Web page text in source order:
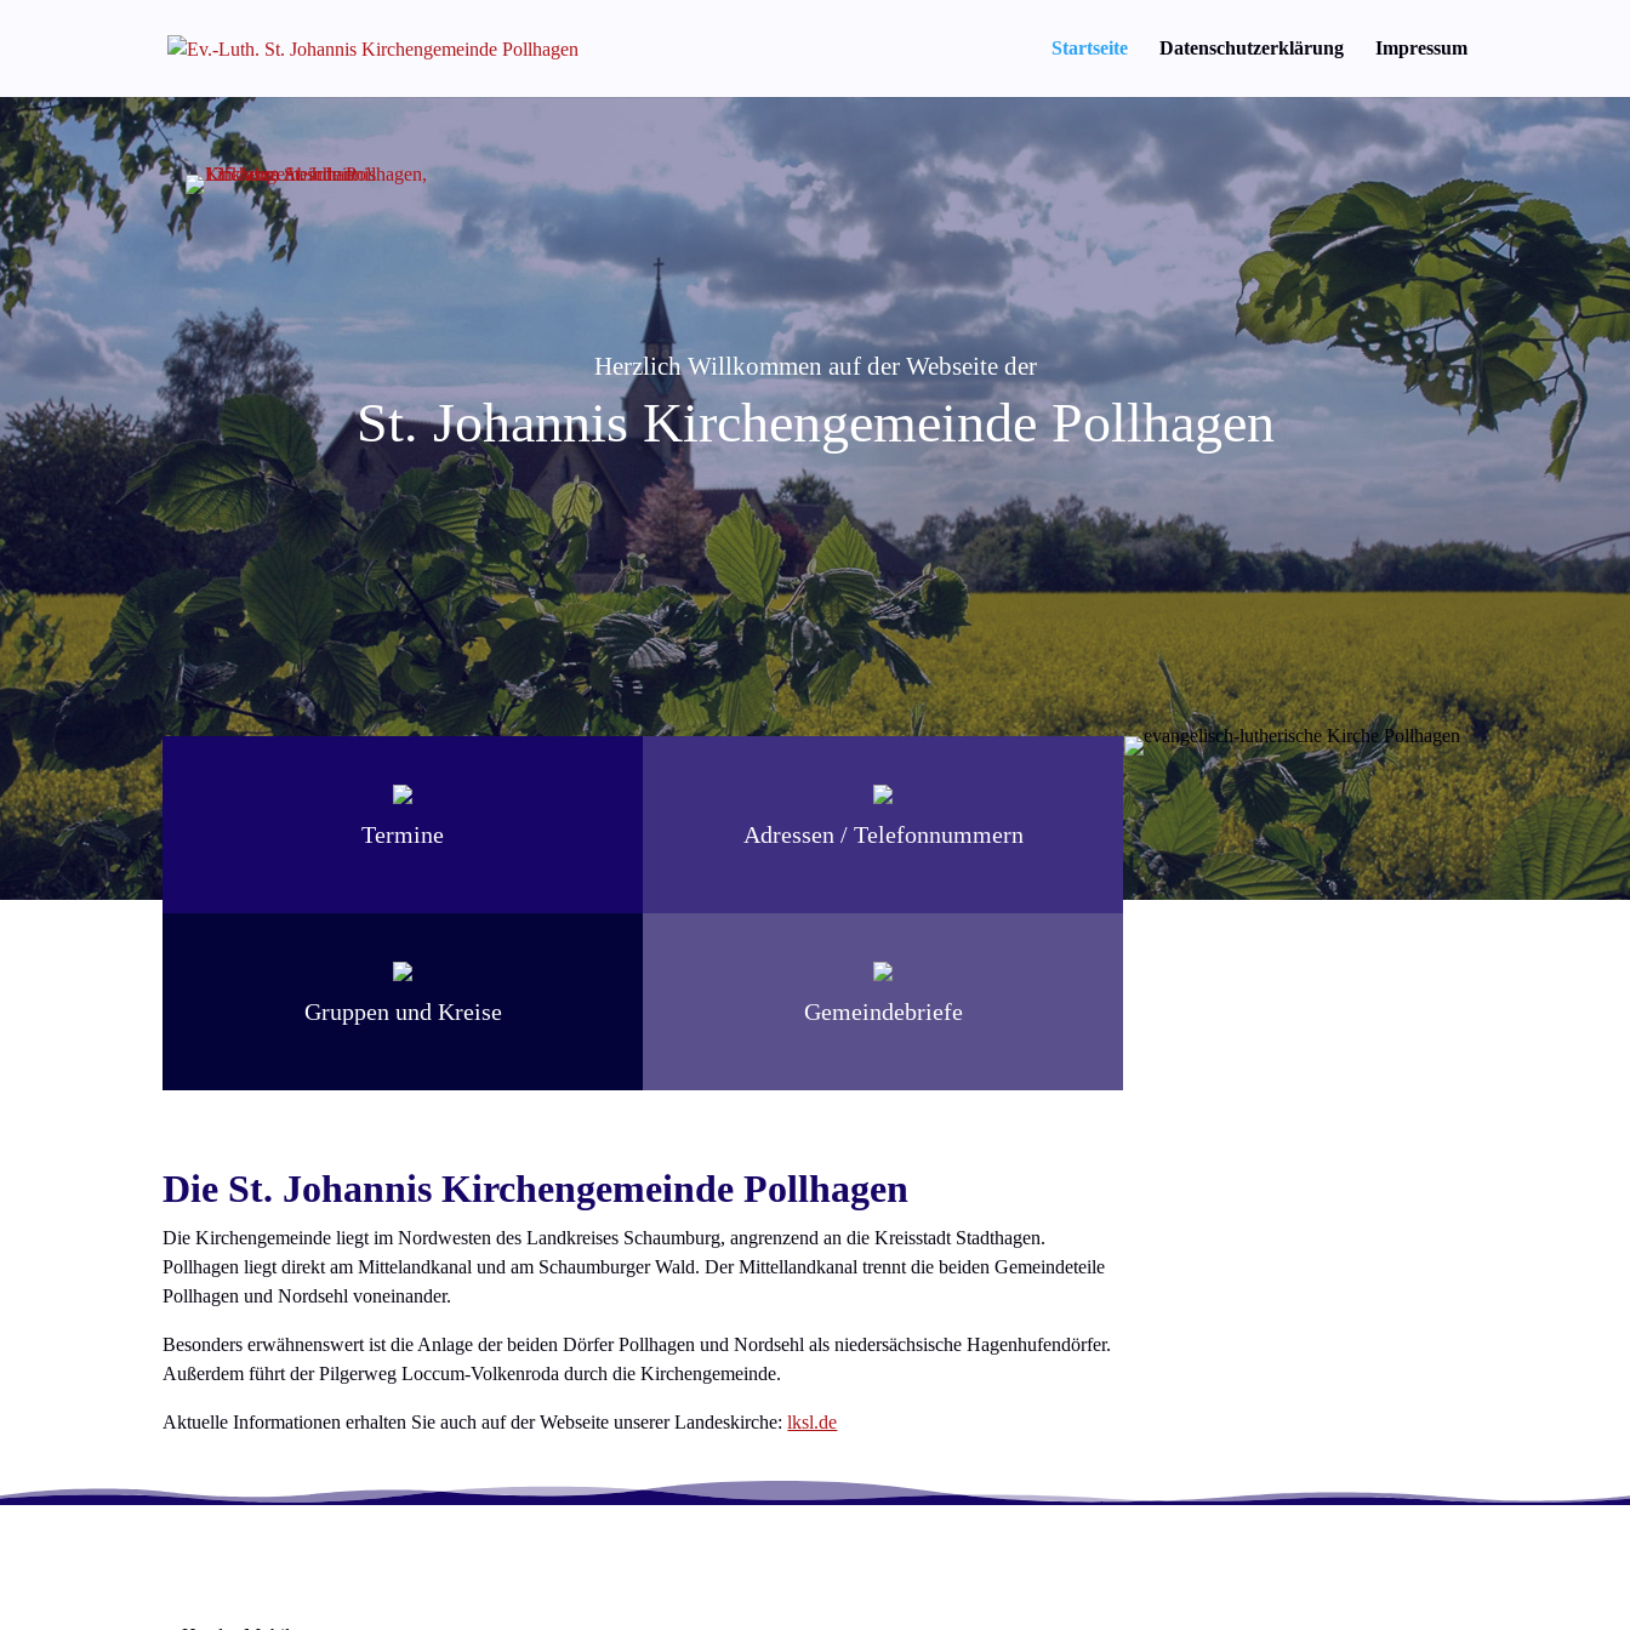
Startseite Datenschutzerklärung Impressum
Herzlich Willkommen auf der Webseite der
St. Johannis Kirchengemeinde Pollhagen
Termine Adressen / Telefonnummern
Gruppen und Kreise Gemeindebriefe
Die St. Johannis Kirchengemeinde Pollhagen
Die Kirchengemeinde liegt im Nordwesten des Landkreises Schaumburg, angrenzend an die Kreisstadt Stadthagen.
Pollhagen liegt direkt am Mittelandkanal und am Schaumburger Wald. Der Mittellandkanal trennt die beiden Gemeindeteile
Pollhagen und Nordsehl voneinander.
Besonders erwähnenswert ist die Anlage der beiden Dörfer Pollhagen und Nordsehl als niedersächsische Hagenhufendörfer.
Außerdem führt der Pilgerweg Loccum-Volkenroda durch die Kirchengemeinde.
Aktuelle Informationen erhalten Sie auch auf der Webseite unserer Landeskirche:lksl.de